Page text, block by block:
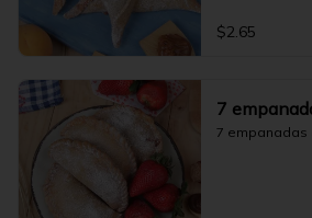
$2.65
7
7 empanadas